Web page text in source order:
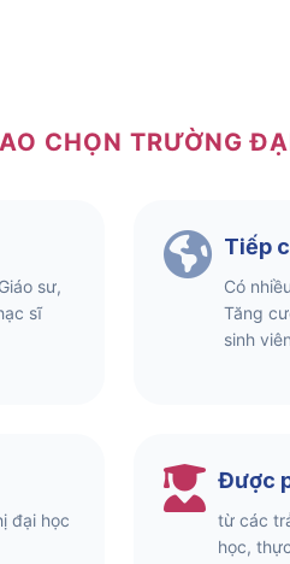
CHỌN TRƯỜNG
sư,
sĩ
Tiếp
Có
Tăng
sinh
đại học
Được
từ các
học,